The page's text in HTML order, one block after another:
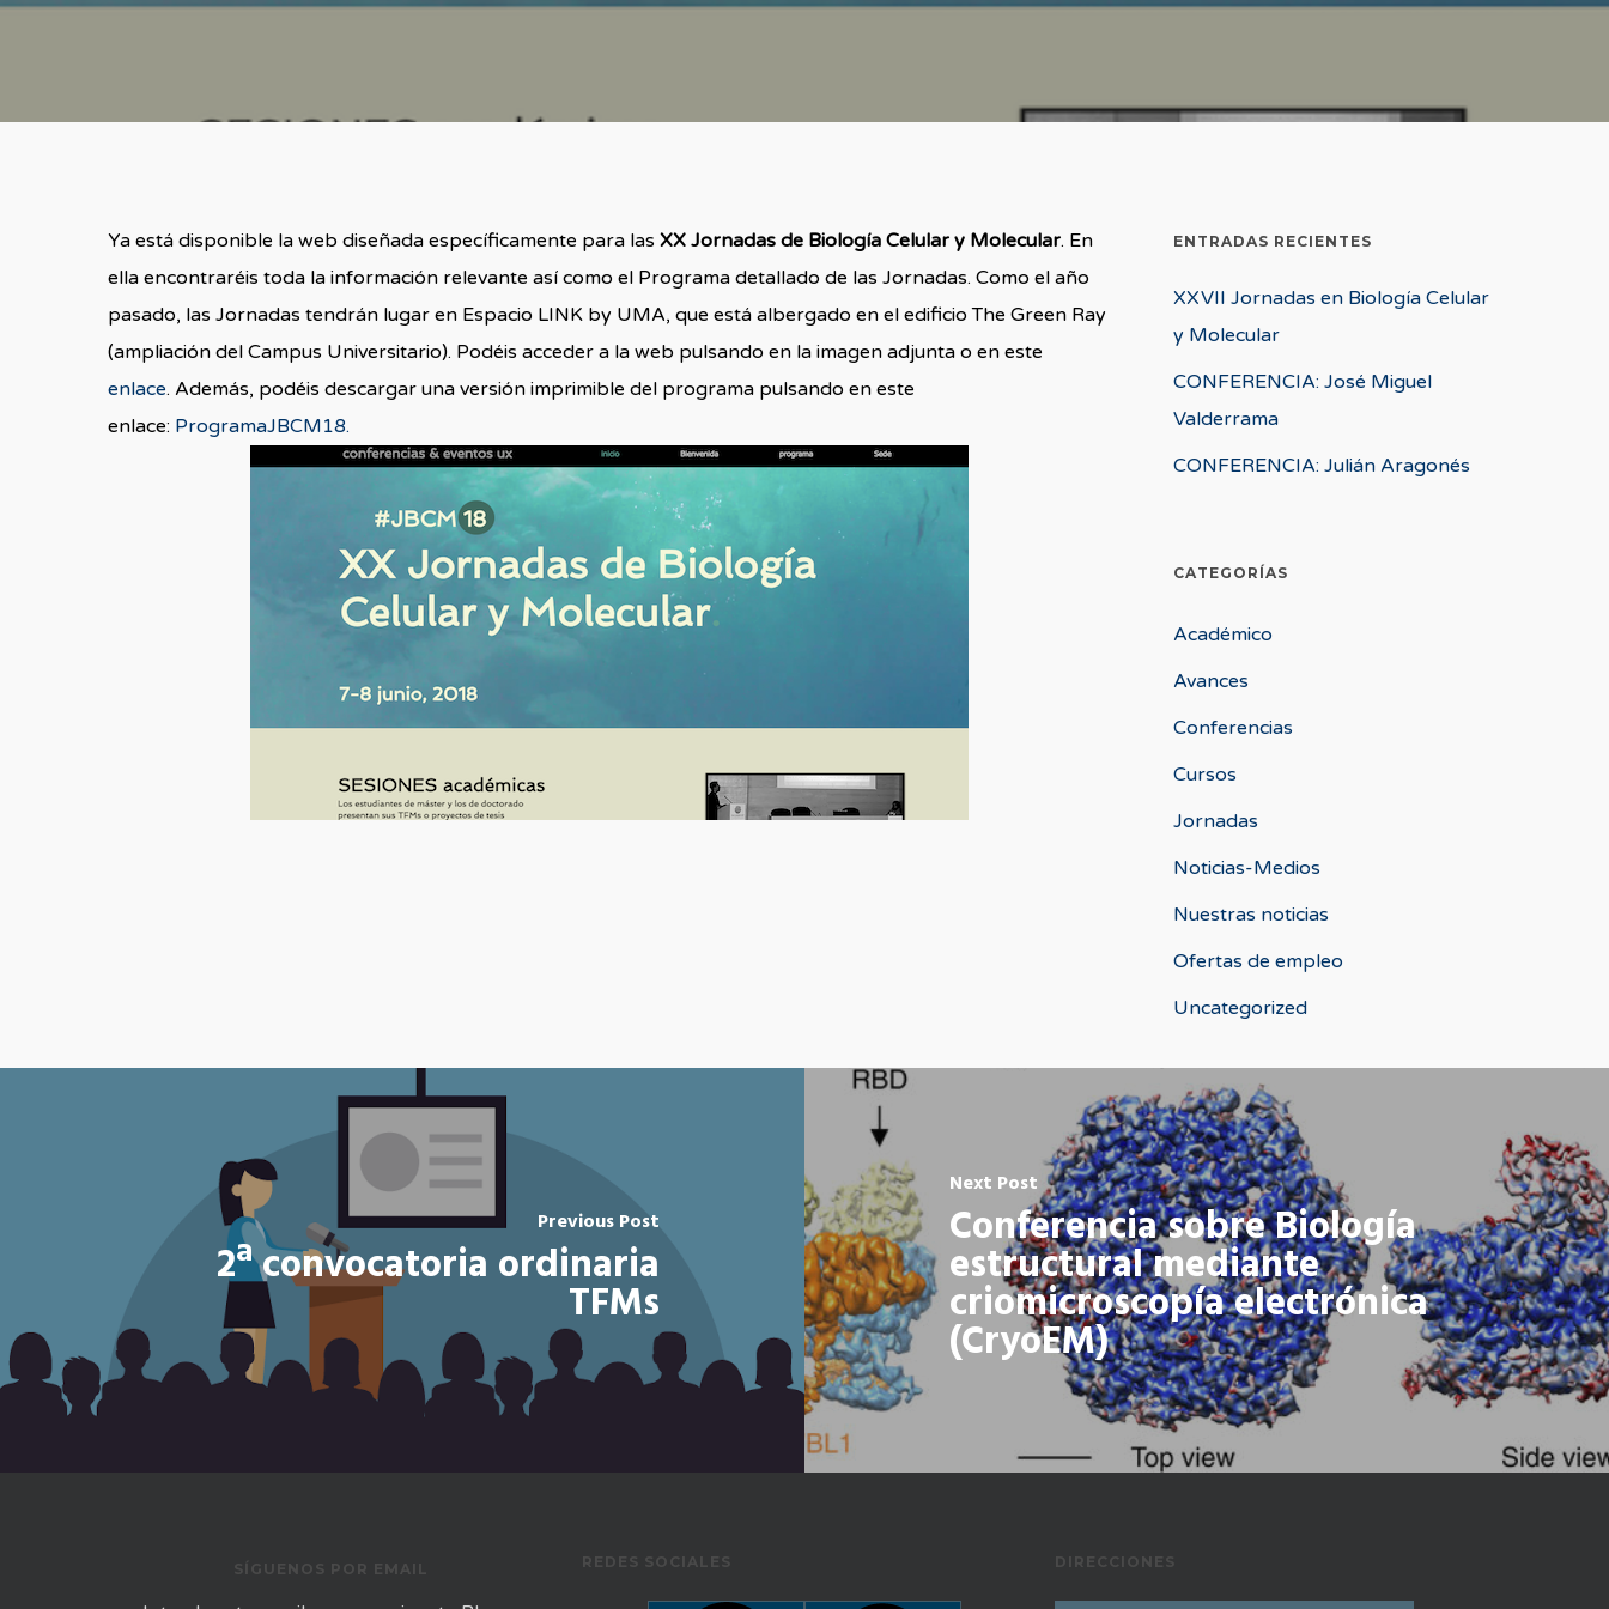
Ya está disponible la web diseñada específicamente para lasXX Jornadas de Biología Celular y Molecular. En
ella encontraréis toda la información relevante así como el Programa detallado de las Jornadas. Como el año
pasado, las Jornadas tendrán lugar en Espacio LINK by UMA, que está albergado en el edificio The Green Ray
(ampliación del Campus Universitario). Podéis acceder a la web pulsando en la imagen adjunta o en este
enlace. Además, podéis descargar una versión imprimible del programa pulsando en este
enlace: ProgramaJBCM18.
ENTRADAS RECIENTES
XXVII Jornadas en Biología Celular
y Molecular
CONFERENCIA: José Miguel
Valderrama
CONFERENCIA: Julián Aragonés
CATEGORÍAS
Académico
Avances
Conferencias
Cursos
Jornadas
Noticias-Medios
Nuestras noticias
Ofertas de empleo
Uncategorized
Previous Post
2ª convocatoria ordinaria
TFMs
Next Post
Conferencia sobre Biología
estructural mediante
criomicroscopía electrónica
(CryoEM)
SÍGUENOS POR EMAIL REDES SOCIALES DIRECCIONES